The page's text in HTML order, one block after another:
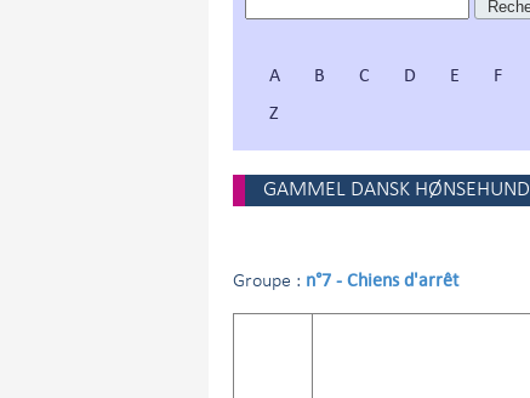
A B C D E F
Z
GAMMEL DANSK HØNSEHUND
Groupe : n°7 - Chiens d'arrêt